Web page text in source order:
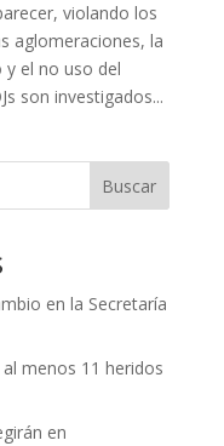
violando los
aglomeraciones, la
el no uso del
son investigados...
Buscar
en la Secretaría
menos 11 heridos
en